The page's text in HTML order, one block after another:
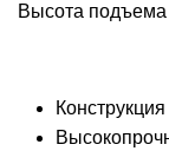
Высота